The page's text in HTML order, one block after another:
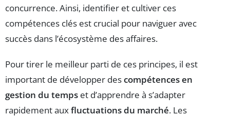
concurrence. Ainsi, identifier et cultiver ces
compétences clés est crucial pour naviguer avec
succès dans l’écosystème des affaires.
Pour tirer le meilleur parti de ces principes, il est
important de développer descompétences en
gestion du temps et d’apprendre à s’adapter
rapidement auxfluctuations du marché. Les